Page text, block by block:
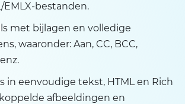
EMLX-bestanden.
met bijlagen en volledige
waaronder: Aan, CC, BCC,
in eenvoudige tekst, HTML en Rich
afbeeldingen en